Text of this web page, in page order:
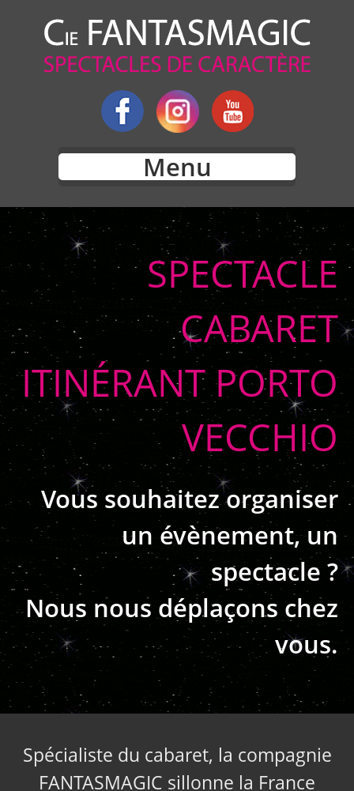
Menu
SPECTACLE
CABARET
ITINÉRANT PORTO
VECCHIO
Vous souhaitez organiser
un évènement, un
spectacle ?
Nous nous déplaçons chez
vous.
Spécialiste du cabaret, la compagnie
FANTASMAGIC sillonne la France